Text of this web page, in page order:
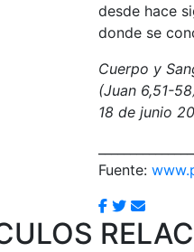
desde hace
donde se
Cuerpo y
(Juan 6,51-
18 de junio
Fuente: